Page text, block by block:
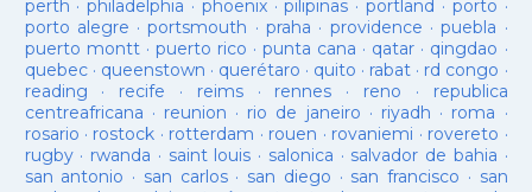
perth ·philadelphia · phoenix·pilipinas ·portland · porto ·
porto alegre ·portsmouth ·praha · providence ·puebla ·
puerto montt· puerto rico ·punta cana · qatar · qingdao ·
quebec· queenstown · querétaro · quito · rabat · rd congo ·
reading · recife · reims· rennes · reno · republica
centreafricana · reunion · rio de janeiro · riyadh · roma ·
rosario · rostock · rotterdam · rouen · rovaniemi · rovereto ·
rugby· rwanda · saint louis · salonica · salvador de bahia ·
san antonio · san carlos· san diego · san francisco · san